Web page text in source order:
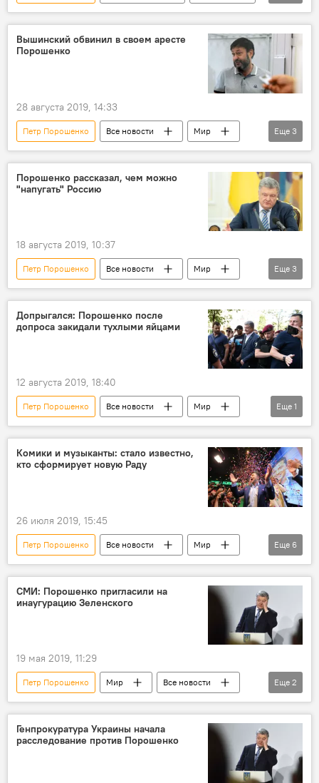
Украина
арест
Владимир Зеленский
Происшествия, ЧП, криминал
Вышинский обвинил в своем аресте
Порошенко
28 августа 2019, 14:33
Петр Порошенко Все новости
Мир
Политика
Кирилл Вышинский
Еще 3
Порошенко рассказал, чем можно
"напугать" Россию
18 августа 2019, 10:37
Петр Порошенко Все новости
Мир
Политика
Украина Россия
Еще 3
Допрыгался: Порошенко после
допроса закидали тухлыми яйцами
12 августа 2019, 18:40
Петр Порошенко Все новости
Мир
яйца
Еще 1
Комики и музыканты: стало известно,
кто сформирует новую Раду
26 июля 2019, 15:45
Петр Порошенко Все новости
Мир
Политика
выборы
Украина
Рада
Юлия Тимошенко
Еще 6
СМИ: Порошенко пригласили на
инаугурацию Зеленского
19 мая 2019, 11:29
Петр Порошенко Мир
Все новости
Владимир Зеленский
Украина
Еще 2
Генпрокуратура Украины начала
расследование против Порошенко